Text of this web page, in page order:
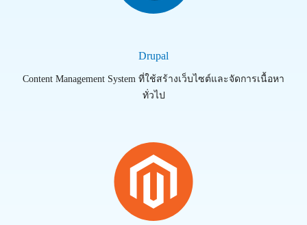
Drupal
Content Management System ที่ใช้สร้างเว็บไซต์และจัดการเนื้อหา
ทั่วไป